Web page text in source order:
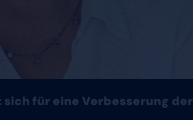
sich für eine Verbesserung der